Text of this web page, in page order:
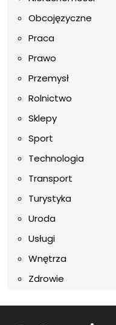
Obcojęzyczne
Praca
Prawo
Przemysł
Rolnictwo
Sklepy
Sport
Technologia
Transport
Turystyka
Uroda
Usługi
Wnętrza
Zdrowie